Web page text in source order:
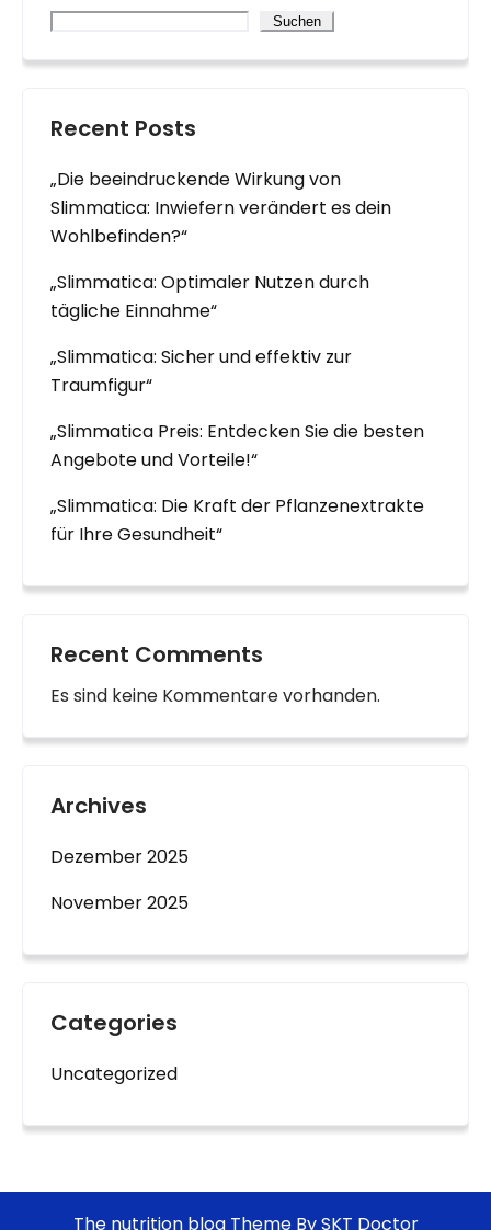
Suchen
Recent Posts
„Die beeindruckende Wirkung von
Slimmatica: Inwiefern verändert es dein
Wohlbefinden?“
„Slimmatica: Optimaler Nutzen durch
tägliche Einnahme“
„Slimmatica: Sicher und effektiv zur
Traumfigur“
„Slimmatica Preis: Entdecken Sie die besten
Angebote und Vorteile!“
„Slimmatica: Die Kraft der Pflanzenextrakte
für Ihre Gesundheit“
Recent Comments
Es sind keine Kommentare vorhanden.
Archives
Dezember 2025
November 2025
Categories
Uncategorized
The nutrition blog Theme By SKT Doctor